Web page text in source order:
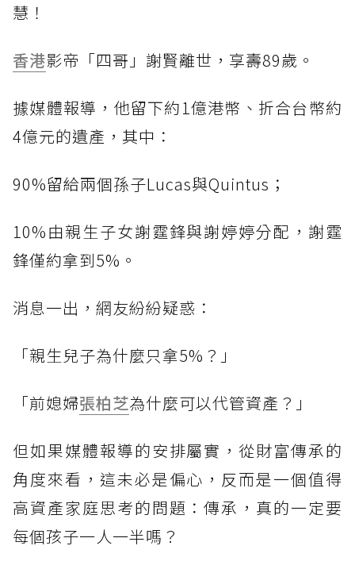
慧！
香港影帝「四哥」謝賢離世，享壽89歲。
據媒體報導，他留下約1億港幣、折合台幣約
4億元的遺產，其中：
90%留給兩個孫子Lucas與Quintus；
10%由親生子女謝霆鋒與謝婷婷分配，謝霆
鋒僅約拿到5%。
消息一出，網友紛紛疑惑：
「親生兒子為什麼只拿5%？」
「前媳婦張柏芝為什麼可以代管資產？」
但如果媒體報導的安排屬實，從財富傳承的
角度來看，這未必是偏心，反而是一個值得
高資產家庭思考的問題：傳承，真的一定要
每個孩子一人一半嗎？